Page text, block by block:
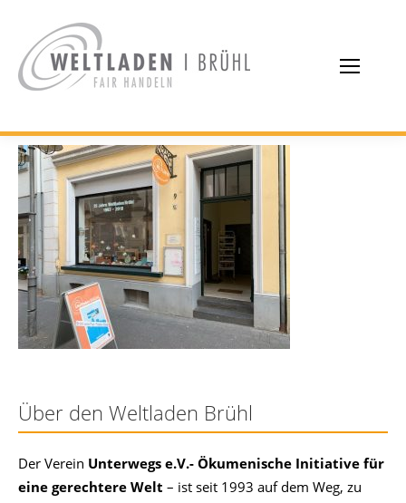
Über den Weltladen Brühl
Der Verein Unterwegs e.V.- Ökumenische Initiative für
eine gerechtere Welt – ist seit 1993 auf dem Weg, zu